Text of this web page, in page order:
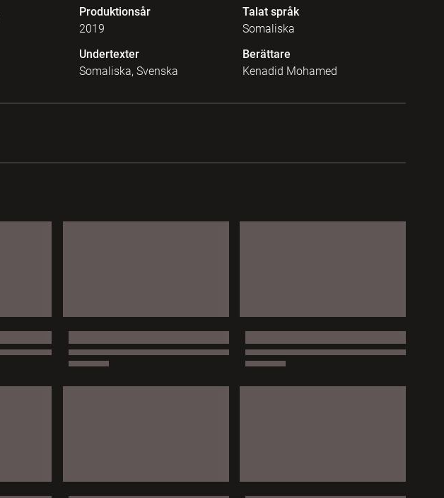
Produktionsår
2019
Talat språk
Somaliska
Undertexter
Somaliska, Svenska
Berättare
Kenadid Mohamed